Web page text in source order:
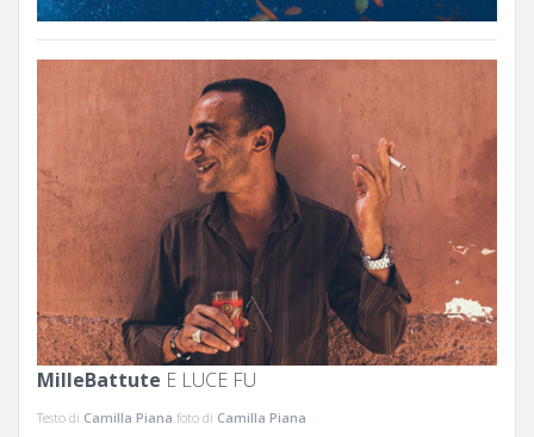
MilleBattute E LUCE FU
Testo di Camilla Piana foto di Camilla Piana